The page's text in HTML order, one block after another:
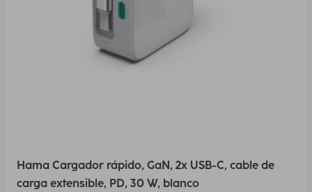
Hama Cargador rápido, GaN, 2x USB-C, cable de
carga extensible, PD, 30 W, blanco